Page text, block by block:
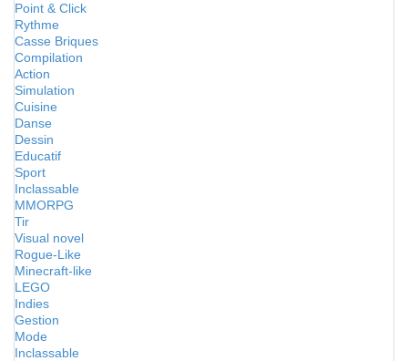
Point & Click
Rythme
Casse Briques
Compilation
Action
Simulation
Cuisine
Danse
Dessin
Educatif
Sport
Inclassable
MMORPG
Tir
Visual novel
Rogue-Like
Minecraft-like
LEGO
Indies
Gestion
Mode
Inclassable